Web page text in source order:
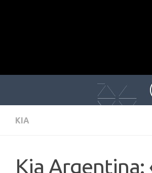
KIA
Kia Argentina: